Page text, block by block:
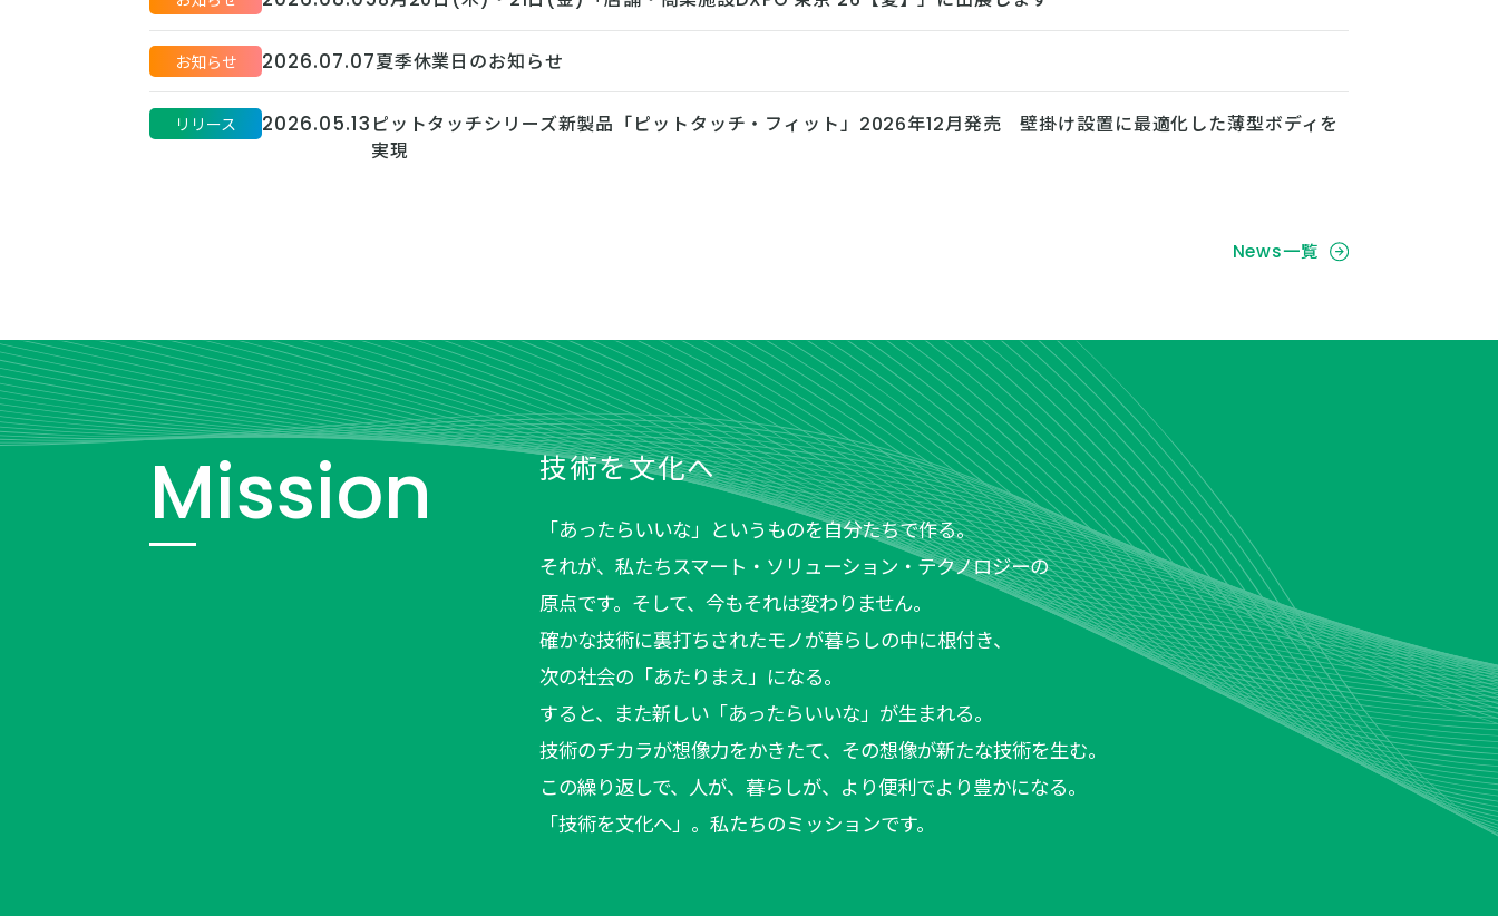
お知らせ 2026.07.07夏季休業日のお知らせ
リリース 2026.05.13 ピットタッチシリーズ新製品「ピットタッチ・フィット」2026年12月発売 壁掛け設置に最適化した薄型ボディを
実現
News一覧
Mission 技術を文化へ
「あったらいいな」というものを自分たちで作る。
それが、私たちスマート・ソリューション・テクノロジーの
原点です。そして、今もそれは変わりません。
確かな技術に裏打ちされたモノが暮らしの中に根付き、
次の社会の「あたりまえ」になる。
すると、また新しい「あったらいいな」が生まれる。
技術のチカラが想像力をかきたて、その想像が新たな技術を生む。
この繰り返しで、人が、暮らしが、より便利でより豊かになる。
「技術を文化へ」。私たちのミッションです。